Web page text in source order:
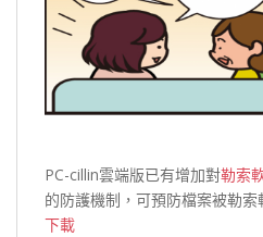
PC-cillin雲端版已有增加對勒索
的防護機制，可預防檔案被勒索
下載